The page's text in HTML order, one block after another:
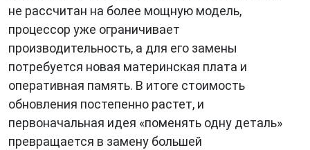
не рассчитан на более мощную модель,
процессор уже ограничивает
производительность, а для его замены
потребуется новая материнская плата и
оперативная память. В итоге стоимость
обновления постепенно растет, и
первоначальная идея «поменять одну деталь»
превращается в замену большей